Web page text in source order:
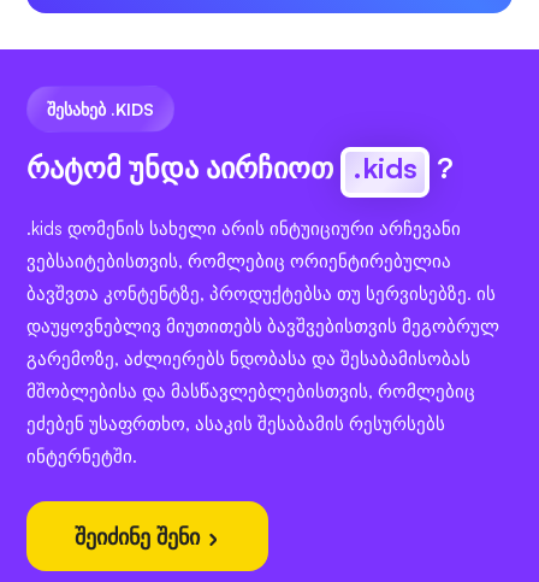
ᲨᲔᲡᲐᲮᲔᲑ .KIDS
რატომ უნდა აირჩიოთ .kids ?
.kids დომენის სახელი არის ინტუიციური არჩევანი
ვებსაიტებისთვის, რომლებიც ორიენტირებულია
ბავშვთა კონტენტზე, პროდუქტებსა თუ სერვისებზე. ის
დაუყოვნებლივ მიუთითებს ბავშვებისთვის მეგობრულ
გარემოზე, აძლიერებს ნდობასა და შესაბამისობას
მშობლებისა და მასწავლებლებისთვის, რომლებიც
ეძებენ უსაფრთხო, ასაკის შესაბამის რესურსებს
ინტერნეტში.
შეიძინე შენი